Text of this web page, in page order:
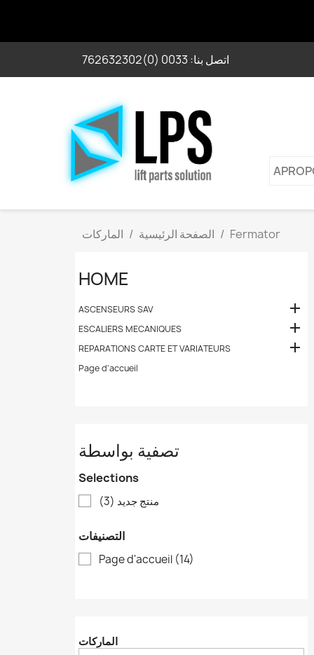
اتصل بنا:0033 (0)762632302
الصفحة الرئيسية الماركات Fermator
HOME
ASCENSEURS SAV 
ESCALIERS MECANIQUES 
REPARATIONS CARTE ET VARIATEURS 
Page d'accueil
تصفية بواسطة
Selections
منتج جديد (3)
التصنيفات
Page d'accueil (14)
الماركات